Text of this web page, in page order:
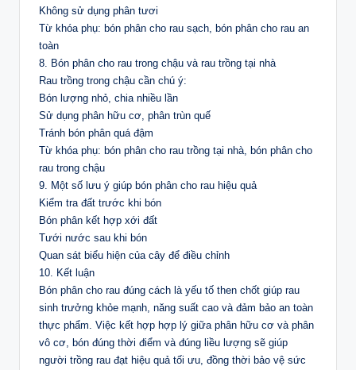
Không sử dụng phân tươi
Từ khóa phụ: bón phân cho rau sạch, bón phân cho rau an
toàn
8. Bón phân cho rau trong chậu và rau trồng tại nhà
Rau trồng trong chậu cần chú ý:
Bón lượng nhỏ, chia nhiều lần
Sử dụng phân hữu cơ, phân trùn quế
Tránh bón phân quá đậm
Từ khóa phụ: bón phân cho rau trồng tại nhà, bón phân cho
rau trong chậu
9. Một số lưu ý giúp bón phân cho rau hiệu quả
Kiểm tra đất trước khi bón
Bón phân kết hợp xới đất
Tưới nước sau khi bón
Quan sát biểu hiện của cây để điều chỉnh
10. Kết luận
Bón phân cho rau đúng cách là yếu tố then chốt giúp rau
sinh trưởng khỏe mạnh, năng suất cao và đảm bảo an toàn
thực phẩm. Việc kết hợp hợp lý giữa phân hữu cơ và phân
vô cơ, bón đúng thời điểm và đúng liều lượng sẽ giúp
người trồng rau đạt hiệu quả tối ưu, đồng thời bảo vệ sức